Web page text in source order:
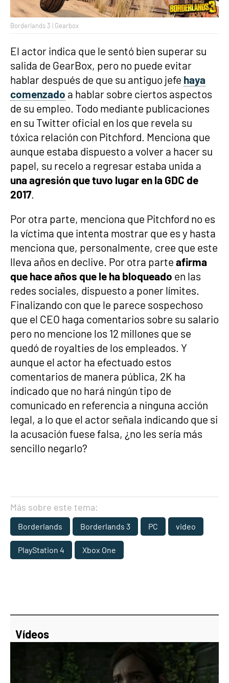
Borderlands 3 | Gearbox
El actor indica que le sentó bien superar su
salida de GearBox, pero no puede evitar
hablar después de que su antiguo jefe haya
comenzado a hablar sobre ciertos aspectos
de su empleo. Todo mediante publicaciones
en su Twitter oficial en los que revela su
tóxica relación con Pitchford. Menciona que
aunque estaba dispuesto a volver a hacer su
papel, su recelo a regresar estaba unida a
una agresión que tuvo lugar en la GDC de
2017.
Por otra parte, menciona que Pitchford no es
la víctima que intenta mostrar que es y hasta
menciona que, personalmente, cree que este
lleva años en declive. Por otra parte afirma
que hace años que le ha bloqueado en las
redes sociales, dispuesto a poner límites.
Finalizando con que le parece sospechoso
que el CEO haga comentarios sobre su salario
pero no mencione los 12 millones que se
quedó de royalties de los empleados. Y
aunque el actor ha efectuado estos
comentarios de manera pública, 2K ha
indicado que no hará ningún tipo de
comunicado en referencia a ninguna acción
legal, a lo que el actor señala indicando que si
la acusación fuese falsa, ¿no les sería más
sencillo negarlo?
Más sobre este tema:
Borderlands Borderlands 3 PC video
PlayStation 4 Xbox One
Vídeos